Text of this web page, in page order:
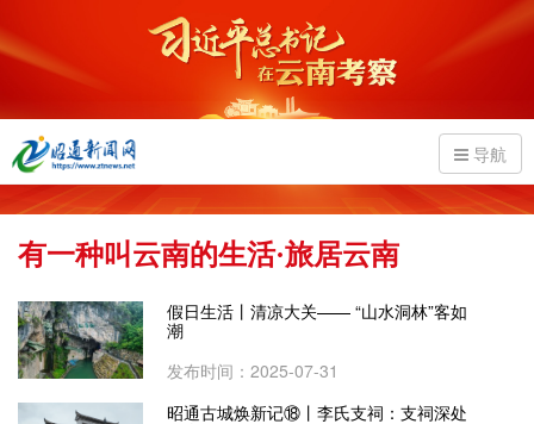
导航
有一种叫云南的生活·旅居云南
假日生活丨清凉大关—— “山水洞林”客如
潮
发布时间：2025-07-31
昭通古城焕新记⑱丨李氏支祠：支祠深处